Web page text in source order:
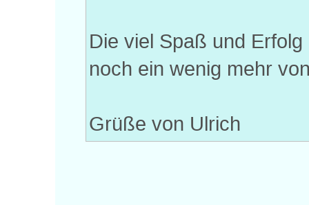
Die viel Spaß und
noch ein wenig mehr
Grüße von Ulrich